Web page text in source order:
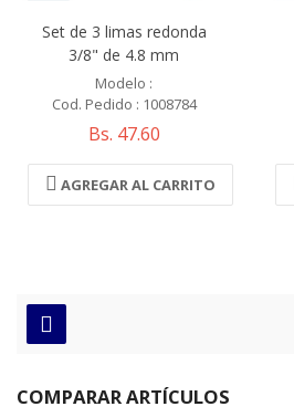
Set de 3 limas redonda
3/8" de 4.8 mm
Modelo :
Cod. Pedido : 1008784
Bs. 47.60
AGREGAR AL CARRITO
COMPARAR ARTÍCULOS